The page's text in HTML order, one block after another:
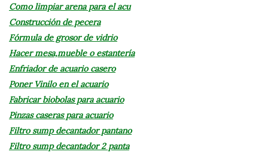
Como limpiar arena para el acu
Construcción de pecera
Fórmula de grosor de vidrio
Hacer mesa,mueble o estantería
Enfriador de acuario casero
Poner Vinilo en el acuario
Fabricar biobolas para acuario
Pinzas caseras para acuario
Filtro sump decantador pantano
Filtro sump decantador 2 panta